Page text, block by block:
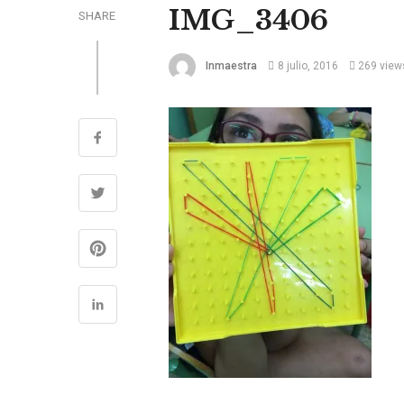
SHARE IMG_3406
Inmaestra 8 julio, 2016 269